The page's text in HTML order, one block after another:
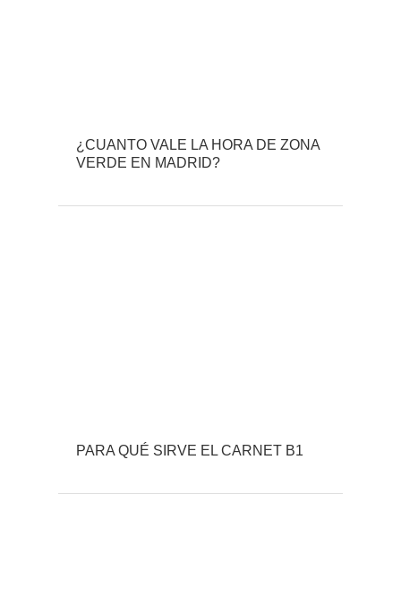
¿CUANTO VALE LA HORA DE ZONA
VERDE EN MADRID?
PARA QUÉ SIRVE EL CARNET B1